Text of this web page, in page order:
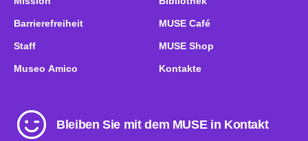
Barrierefreiheit
Staff
Museo Amico
MUSE Café
MUSE Shop
Kontakte
Bleiben Sie mit dem MUSE in Kontakt